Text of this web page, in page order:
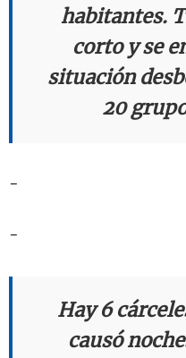
habitantes.
corto y se
situación
20
-
-
Hay 6
causó